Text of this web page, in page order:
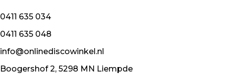
0411 635 034
0411 635 048
info@onlinediscowinkel.nl
Boogershof 2, 5298 MN Liempde